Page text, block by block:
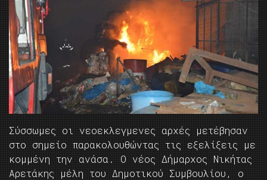
Σύσσωμες οι νεοεκλεγμενες αρχές μετέβησαν
στο σημείο παρακολουθώντας τις εξελίξεις με
κομμένη την ανάσα. Ο νέος Δήμαρχος Νικήτας
Αρετάκης μέλη του Δημοτικού Συμβουλίου, ο